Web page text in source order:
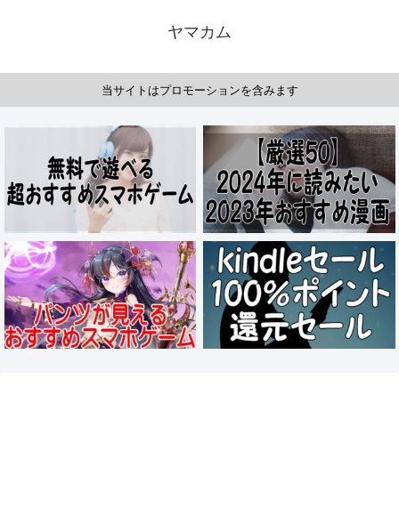
ヤマカム
当サイトはプロモーションを含みます